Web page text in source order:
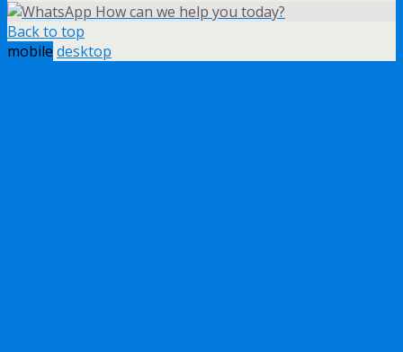
How can we help you today?
Back to top
mobile desktop